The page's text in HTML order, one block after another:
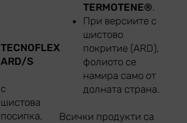
TECNOFLEX
ARD/S
с
шистова
посипка,
TERMOTENE®.
При версиите с
шистово
покритие (ARD),
фолиото се
намира само от
долната страна.
Всички продукти са